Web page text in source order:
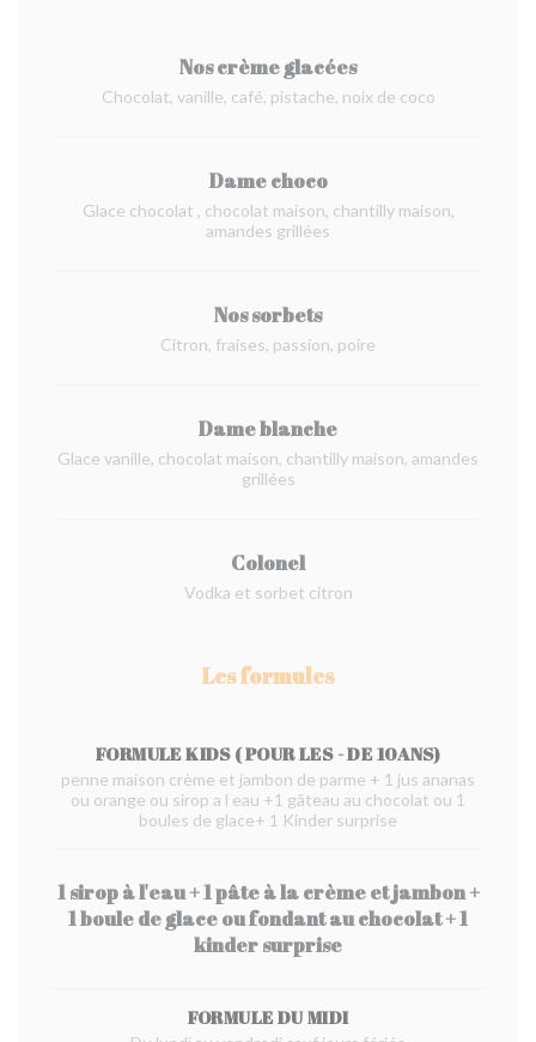
Nos crème glacées
Chocolat, vanille, café, pistache, noix de coco
Dame choco
Glace chocolat , chocolat maison, chantilly maison,
amandes grillées
Nos sorbets
Citron, fraises, passion, poire
Dame blanche
Glace vanille, chocolat maison, chantilly maison, amandes
grillées
Colonel
Vodka et sorbet citron
Les formules
FORMULE KIDS ( POUR LES - DE 10ANS)
penne maison crème et jambon de parme + 1 jus ananas
ou orange ou sirop a l eau +1 gâteau au chocolat ou 1
boules de glace+ 1 Kinder surprise
1 sirop à l'eau + 1 pâte à la crème et jambon +
1 boule de glace ou fondant au chocolat + 1
kinder surprise
FORMULE DU MIDI